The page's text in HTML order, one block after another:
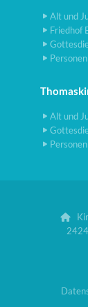
Alt und
Friedhof
Personen
Alt und
Personen
